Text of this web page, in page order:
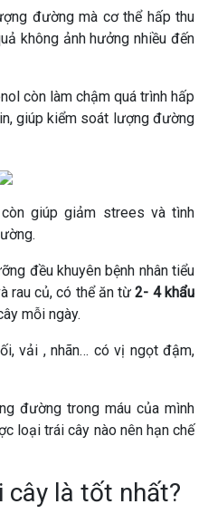
đường mà cơ thể hấp thu
không ảnh hưởng nhiều đến
còn làm chậm quá trình hấp
giúp kiểm soát lượng đường
giúp giảm strees và tình
đều khuyên bệnh nhân tiểu
rau củ, có thể ăn từ2- 4 khẩu
mỗi ngày.
vải , nhãn… có vị ngọt đậm,
đường trong máu của mình
loại trái cây nào nên hạn chế
cây là tốt nhất?